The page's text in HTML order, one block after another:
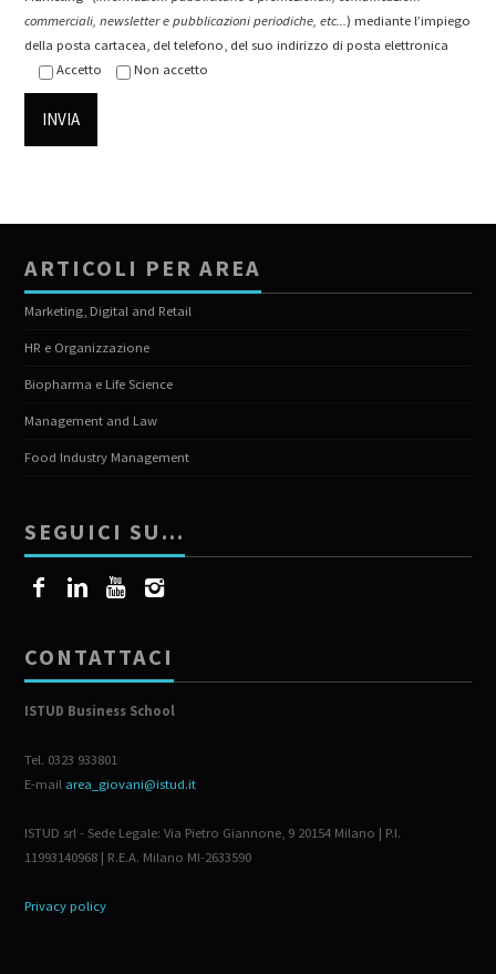
commerciali, newsletter e pubblicazioni periodiche, etc...) mediante l’impiego
della posta cartacea, del telefono, del suo indirizzo di posta elettronica
Accetto
Non accetto
ARTICOLI PER AREA
Marketing, Digital and Retail
HR e Organizzazione
Biopharma e Life Science
Management and Law
Food Industry Management
SEGUICI SU…
CONTATTACI
ISTUD Business School
Tel. 0323 933801
E-mail area_giovani@istud.it
ISTUD srl - Sede Legale: Via Pietro Giannone, 9 20154 Milano | P.I.
11993140968 | R.E.A. Milano MI-2633590
Privacy policy